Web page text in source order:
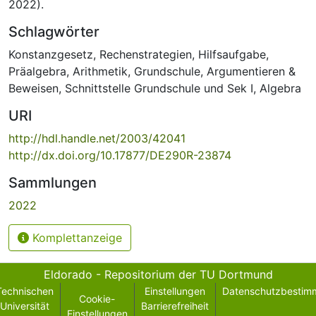
2022).
Schlagwörter
Konstanzgesetz, Rechenstrategien, Hilfsaufgabe,
Präalgebra, Arithmetik, Grundschule, Argumentieren &
Beweisen, Schnittstelle Grundschule und Sek I, Algebra
URI
http://hdl.handle.net/2003/42041
http://dx.doi.org/10.17877/DE290R-23874
Sammlungen
2022
Komplettanzeige
Eldorado - Repositorium der TU Dortmund
Universität
Cookie-
Einstellungen
Einstellungen
Barrierefreiheit